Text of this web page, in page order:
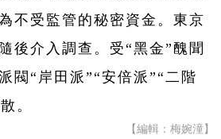
不受監管的秘密資金。東京
後介入調查。受“黑金”醜聞
閥“岸田派”“安倍派”“二階
。
【編輯：梅婉潼】